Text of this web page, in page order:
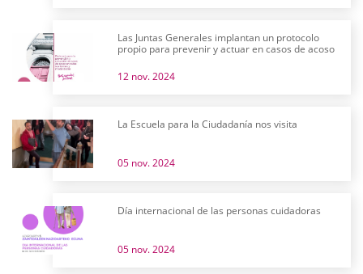
Las Juntas Generales implantan un protocolo
propio para prevenir y actuar en casos de acoso
12 nov. 2024
La Escuela para la Ciudadanía nos visita
05 nov. 2024
Día internacional de las personas cuidadoras
05 nov. 2024